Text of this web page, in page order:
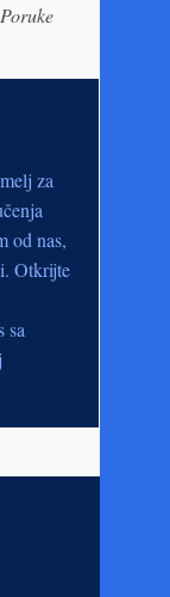
Poruke
za
od nas,
Otkrijte
sa